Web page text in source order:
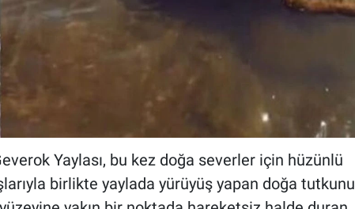
Yaylası, bu kez doğa severler için hüzünlü
birlikte yaylada yürüyüş yapan doğa tutkunu